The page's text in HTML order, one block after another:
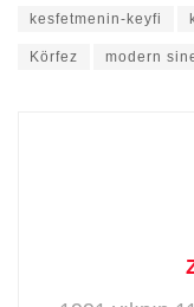
kesfetmenin-keyfi
Körfez modern